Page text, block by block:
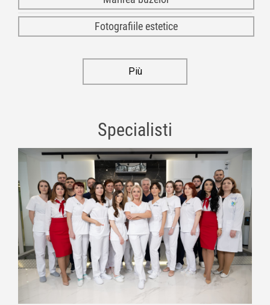
Fotografiile estetice
Più
Specialisti